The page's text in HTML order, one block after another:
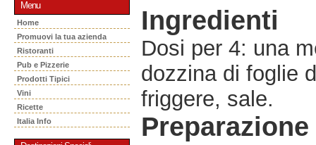
Menu
Home
Promuovi la tua azienda
Ristoranti
Pub e Pizzerie
Prodotti Tipici
Vini
Ricette
Italia Info
Ingredienti
Dosi per 4: una
dozzina di foglie
friggere, sale.
Preparazione